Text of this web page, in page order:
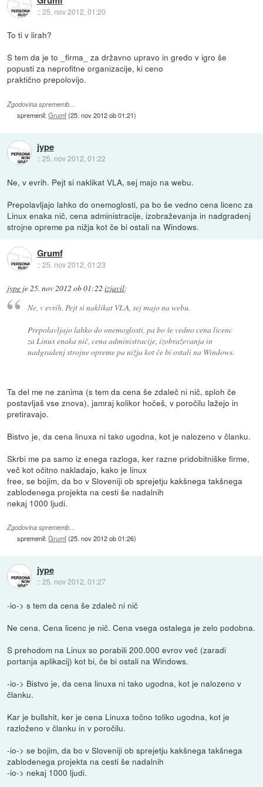
::25. nov 2012, 01:20
To ti v lirah?
S tem da je to _firma_ za državno upravo in gredo v igro še
popusti za neprofitne organizacije, ki ceno
praktično prepolovijo.
Zgodovina sprememb…
spremenil:Grumf(25. nov 2012 ob 01:21)
jype
::25. nov 2012, 01:22
Ne, v evrih. Pejt si naklikat VLA, sej majo na webu.
Prepolavljajo lahko do onemoglosti, pa bo še vedno cena licenc za
Linux enaka nič, cena administracije, izobraževanja in nadgradenj
strojne opreme pa nižja kot če bi ostali na Windows.
Grumf
::25. nov 2012, 01:23
jype je 25. nov 2012 ob 01:22 izjavil:
Ne, v evrih. Pejt si naklikat VLA, sej majo na webu.
Prepolavljajo lahko do onemoglosti, pa bo še vedno cena licenc
za Linux enaka nič, cena administracije, izobraževanja in
nadgradenj strojne opreme pa nižja kot če bi ostali na Windows.
Ta del me ne zanima (s tem da cena še zdaleč ni nič, sploh če
postavljaš vse znova), jamraj kolikor hočeš, v poročilu lažejo in
pretiravajo.
Bistvo je, da cena linuxa ni tako ugodna, kot je nalozeno v članku.
Skrbi me pa samo iz enega razloga, ker razne pridobitniške firme,
več kot očitno nakladajo, kako je linux
free, se bojim, da bo v Sloveniji ob sprejetju kakšnega takšnega
zablodenega projekta na cesti še nadalnih
nekaj 1000 ljudi.
Zgodovina sprememb…
spremenil:Grumf(25. nov 2012 ob 01:26)
jype
::25. nov 2012, 01:27
-io-> s tem da cena še zdaleč ni nič
Ne cena. Cena licenc je nič. Cena vsega ostalega je zelo podobna.
S prehodom na Linux so porabili 200.000 evrov več (zaradi
portanja aplikacij) kot bi, če bi ostali na Windows.
-io-> Bistvo je, da cena linuxa ni tako ugodna, kot je nalozeno v
članku.
Kar je bullshit, ker je cena Linuxa točno toliko ugodna, kot je
razloženo v članku in v poročilu.
-io-> se bojim, da bo v Sloveniji ob sprejetju kakšnega takšnega
zablodenega projekta na cesti še nadalnih
-io-> nekaj 1000 ljudi.